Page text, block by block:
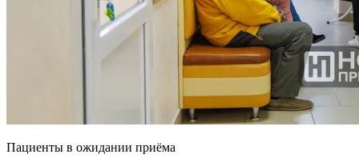
Пациенты в ожидании приёма